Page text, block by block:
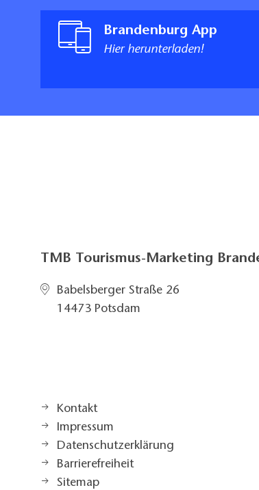
Brandenburg App
Hier herunterladen!
TMB Tourismus-Marketing
Babelsberger Straße 26
14473 Potsdam
Kontakt
Impressum
Datenschutzerklärung
Barrierefreiheit
Sitemap